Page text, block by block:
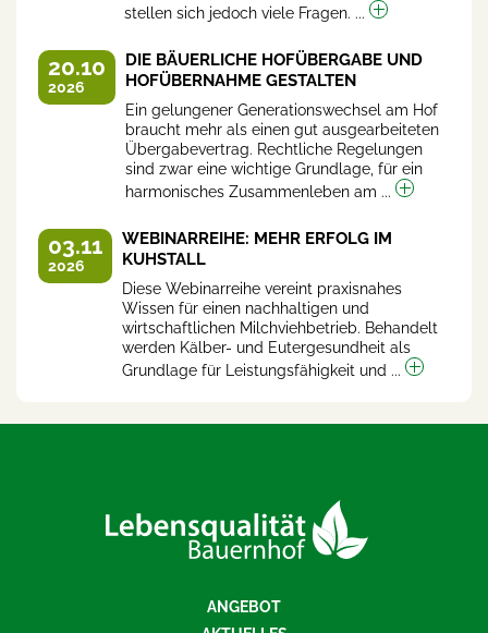
stellen sich jedoch viele Fragen. ...
20.10
2026
DIE BÄUERLICHE HOFÜBERGABE UND
HOFÜBERNAHME GESTALTEN
Ein gelungener Generationswechsel am Hof
braucht mehr als einen gut ausgearbeiteten
Übergabevertrag. Rechtliche Regelungen
sind zwar eine wichtige Grundlage, für ein
harmonisches Zusammenleben am ...
03.11
2026
WEBINARREIHE: MEHR ERFOLG IM
KUHSTALL
Diese Webinarreihe vereint praxisnahes
Wissen für einen nachhaltigen und
wirtschaftlichen Milchviehbetrieb. Behandelt
werden Kälber- und Eutergesundheit als
Grundlage für Leistungsfähigkeit und ...
ANGEBOT